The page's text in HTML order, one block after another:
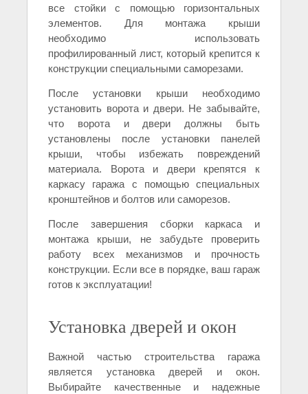
все стойки с помощью горизонтальных
элементов. Для монтажа крыши
необходимо использовать
профилированный лист, который крепится к
конструкции специальными саморезами.
После установки крыши необходимо
установить ворота и двери. Не забывайте,
что ворота и двери должны быть
установлены после установки панелей
крыши, чтобы избежать повреждений
материала. Ворота и двери крепятся к
каркасу гаража с помощью специальных
кронштейнов и болтов или саморезов.
После завершения сборки каркаса и
монтажа крыши, не забудьте проверить
работу всех механизмов и прочность
конструкции. Если все в порядке, ваш гараж
готов к эксплуатации!
Установка дверей и окон
Важной частью строительства гаража
является установка дверей и окон.
Выбирайте качественные и надежные